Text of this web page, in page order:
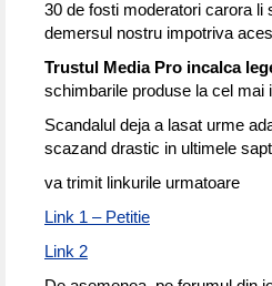
30 de fosti moderatori carora li
demersul nostru impotriva
Trustul Media Pro incalca
schimbarile produse la cel mai
Scandalul deja a lasat urme
scazand drastic in ultimele
va trimit linkurile urmatoare
Link 1 – Petitie
Link 2